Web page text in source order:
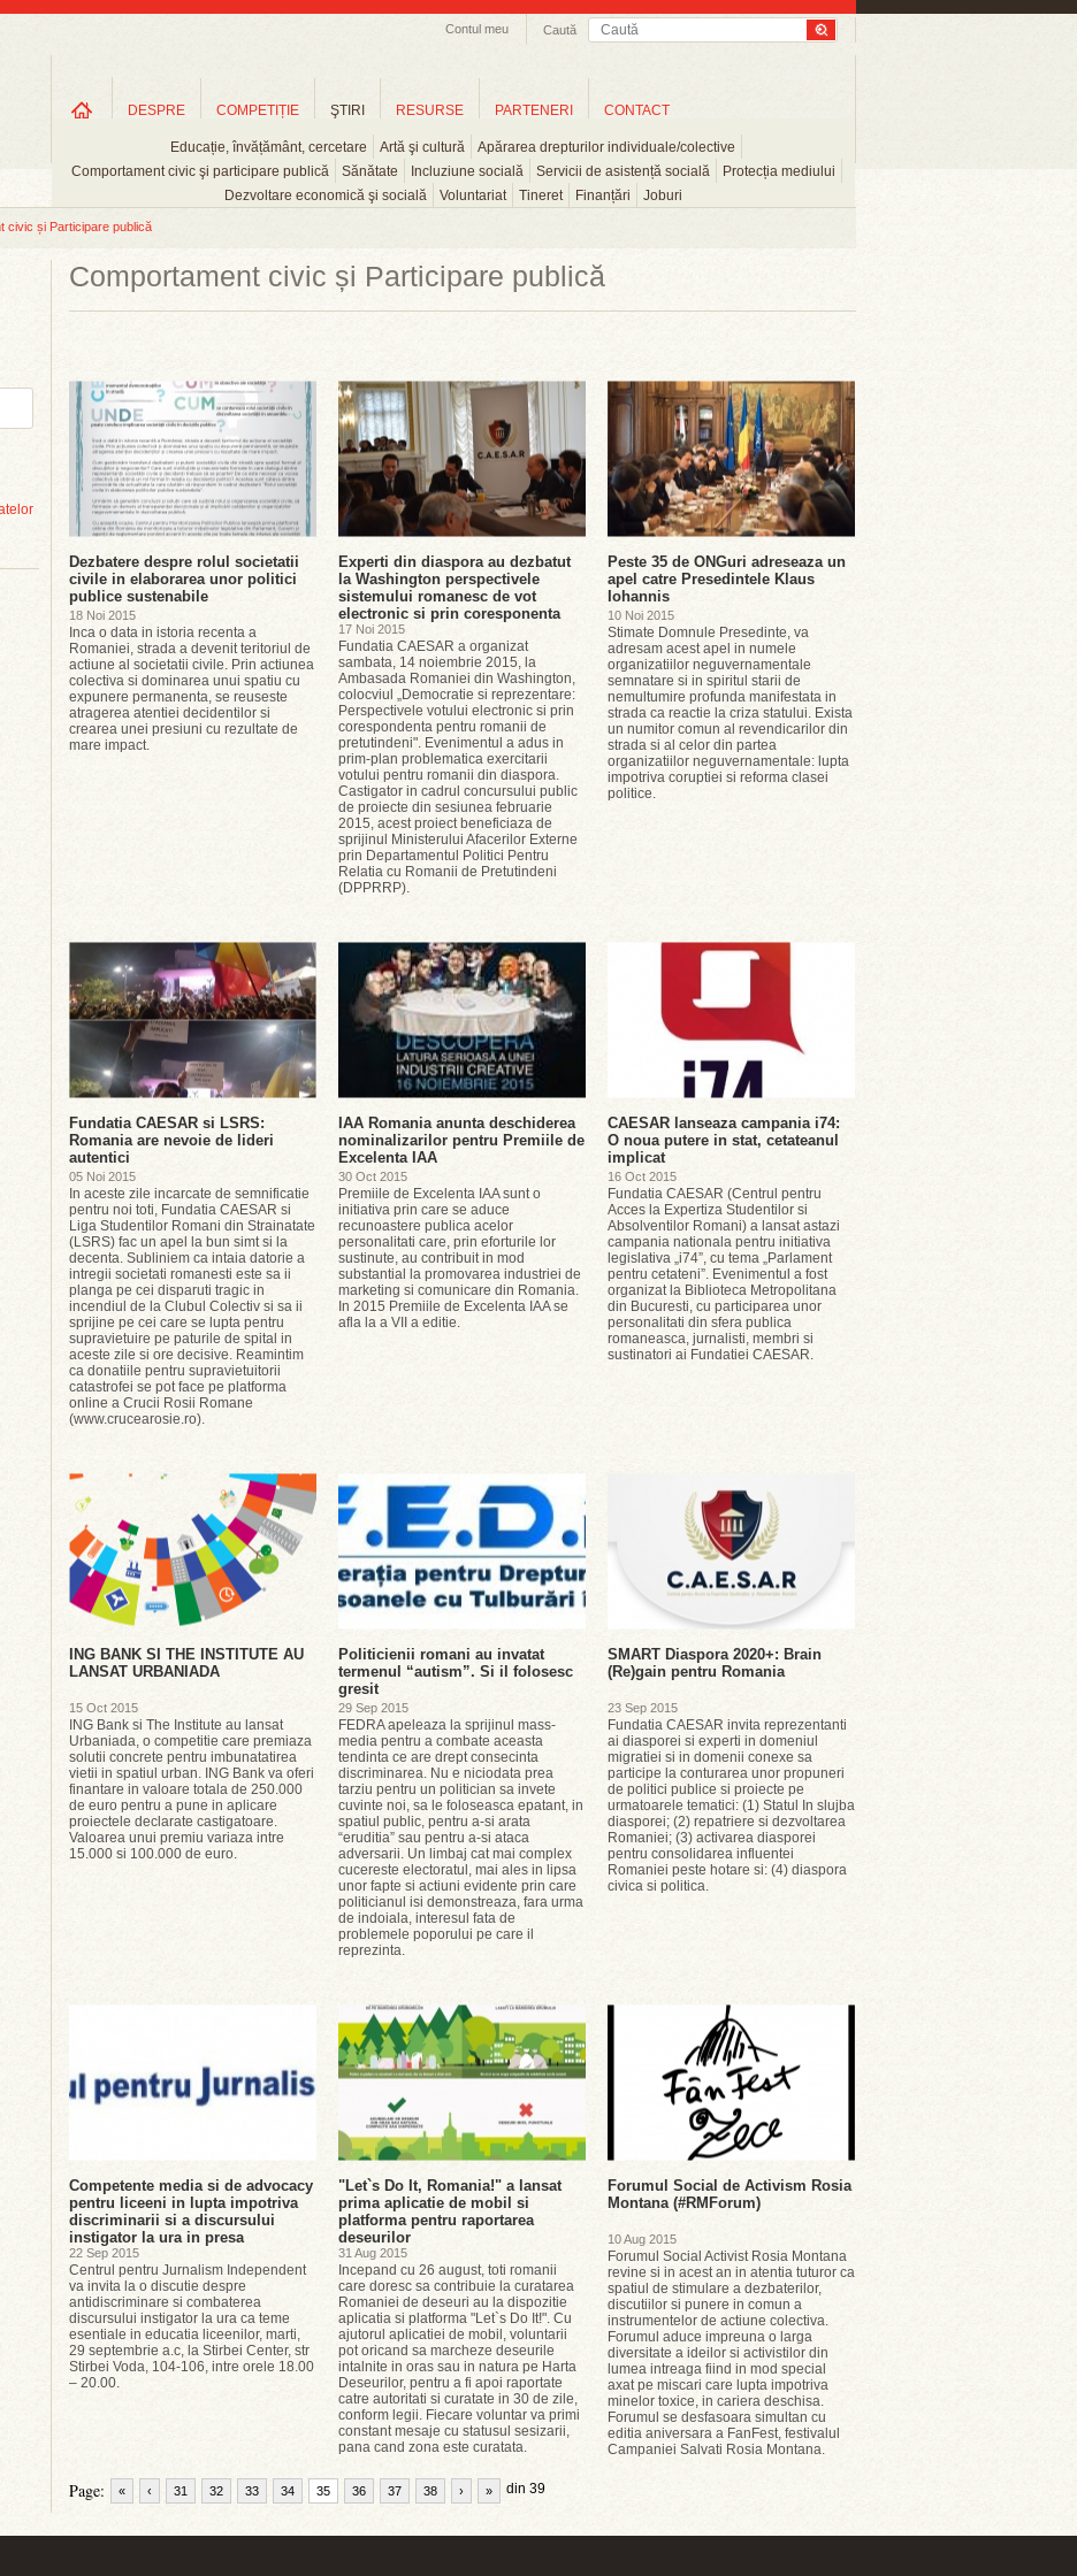
Caută
Contul meu
DESPRE COMPETIȚIE ŞTIRI
Educație, învățământ, cercetare Artă şi cultură
Apărarea drepturilor individuale/colective
Comportament civic şi participare publică
Sănătate Incluziune socială Servicii de asistență socială
Protecția mediului
Dezvoltare economică şi socială
Voluntariat Tineret Finanțări Joburi
RESURSE PARTENERI CONTACT
civic și Participare publică
Comportament civic și Participare publică
Dezbatere despre rolul societatii
civile in elaborarea unor politici
publice sustenabile
18 Noi 2015
Inca o data in istoria recenta a
Romaniei, strada a devenit teritoriul de
actiune al societatii civile. Prin actiunea
colectiva si dominarea unui spatiu cu
expunere permanenta, se reuseste
atragerea atentiei decidentilor si
crearea unei presiuni cu rezultate de
mare impact.
Experti din diaspora au dezbatut
la Washington perspectivele
sistemului romanesc de vot
electronic si prin coresponenta
17 Noi 2015
Fundatia CAESAR a organizat
sambata, 14 noiembrie 2015, la
Ambasada Romaniei din Washington,
colocviul „Democratie si reprezentare:
Perspectivele votului electronic si prin
corespondenta pentru romanii de
pretutindeni". Evenimentul a adus in
prim-plan problematica exercitarii
votului pentru romanii din diaspora.
Castigator in cadrul concursului public
de proiecte din sesiunea februarie
2015, acest proiect beneficiaza de
sprijinul Ministerului Afacerilor Externe
prin Departamentul Politici Pentru
Relatia cu Romanii de Pretutindeni
(DPPRRP).
Peste 35 de ONGuri adreseaza un
apel catre Presedintele Klaus
Iohannis
10 Noi 2015
Stimate Domnule Presedinte, va
adresam acest apel in numele
organizatiilor neguvernamentale
semnatare si in spiritul starii de
nemultumire profunda manifestata in
strada ca reactie la criza statului. Exista
un numitor comun al revendicarilor din
strada si al celor din partea
organizatiilor neguvernamentale: lupta
impotriva coruptiei si reforma clasei
politice.
Fundatia CAESAR si LSRS:
Romania are nevoie de lideri
autentici
05 Noi 2015
In aceste zile incarcate de semnificatie
pentru noi toti, Fundatia CAESAR si
Liga Studentilor Romani din Strainatate
(LSRS) fac un apel la bun simt si la
decenta. Subliniem ca intaia datorie a
intregii societati romanesti este sa ii
planga pe cei disparuti tragic in
incendiul de la Clubul Colectiv si sa ii
sprijine pe cei care se lupta pentru
supravietuire pe paturile de spital in
aceste zile si ore decisive. Reamintim
ca donatiile pentru supravietuitorii
catastrofei se pot face pe platforma
online a Crucii Rosii Romane
(www.crucearosie.ro).
IAA Romania anunta deschiderea
nominalizarilor pentru Premiile de
Excelenta IAA
30 Oct 2015
Premiile de Excelenta IAA sunt o
initiativa prin care se aduce
recunoastere publica acelor
personalitati care, prin eforturile lor
sustinute, au contribuit in mod
substantial la promovarea industriei de
marketing si comunicare din Romania.
In 2015 Premiile de Excelenta IAA se
afla la a VII a editie.
CAESAR lanseaza campania i74:
O noua putere in stat, cetateanul
implicat
16 Oct 2015
Fundatia CAESAR (Centrul pentru
Acces la Expertiza Studentilor si
Absolventilor Romani) a lansat astazi
campania nationala pentru initiativa
legislativa „i74”, cu tema „Parlament
pentru cetateni”. Evenimentul a fost
organizat la Biblioteca Metropolitana
din Bucuresti, cu participarea unor
personalitati din sfera publica
romaneasca, jurnalisti, membri si
sustinatori ai Fundatiei CAESAR.
ING BANK SI THE INSTITUTE AU
LANSAT URBANIADA
15 Oct 2015
ING Bank si The Institute au lansat
Urbaniada, o competitie care premiaza
solutii concrete pentru imbunatatirea
vietii in spatiul urban. ING Bank va oferi
finantare in valoare totala de 250.000
de euro pentru a pune in aplicare
proiectele declarate castigatoare.
Valoarea unui premiu variaza intre
15.000 si 100.000 de euro.
Politicienii romani au invatat
termenul “autism”. Si il folosesc
gresit
29 Sep 2015
FEDRA apeleaza la sprijinul mass-
media pentru a combate aceasta
tendinta ce are drept consecinta
discriminarea. Nu e niciodata prea
tarziu pentru un politician sa invete
cuvinte noi, sa le foloseasca epatant, in
spatiul public, pentru a-si arata
“eruditia” sau pentru a-si ataca
adversarii. Un limbaj cat mai complex
cucereste electoratul, mai ales in lipsa
unor fapte si actiuni evidente prin care
politicianul isi demonstreaza, fara urma
de indoiala, interesul fata de
problemele poporului pe care il
reprezinta.
SMART Diaspora 2020+: Brain
(Re)gain pentru Romania
23 Sep 2015
Fundatia CAESAR invita reprezentanti
ai diasporei si experti in domeniul
migratiei si in domenii conexe sa
participe la conturarea unor propuneri
de politici publice si proiecte pe
urmatoarele tematici: (1) Statul In slujba
diasporei; (2) repatriere si dezvoltarea
Romaniei; (3) activarea diasporei
pentru consolidarea influentei
Romaniei peste hotare si: (4) diaspora
civica si politica.
Competente media si de advocacy
pentru liceeni in lupta impotriva
discriminarii si a discursului
instigator la ura in presa
22 Sep 2015
Centrul pentru Jurnalism Independent
va invita la o discutie despre
antidiscriminare si combaterea
discursului instigator la ura ca teme
esentiale in educatia liceenilor, marti,
29 septembrie a.c, la Stirbei Center, str
Stirbei Voda, 104-106, intre orele 18.00
– 20.00.
"Let`s Do It, Romania!" a lansat
prima aplicatie de mobil si
platforma pentru raportarea
deseurilor
31 Aug 2015
Incepand cu 26 august, toti romanii
care doresc sa contribuie la curatarea
Romaniei de deseuri au la dispozitie
aplicatia si platforma "Let`s Do It!". Cu
ajutorul aplicatiei de mobil, voluntarii
pot oricand sa marcheze deseurile
intalnite in oras sau in natura pe Harta
Deseurilor, pentru a fi apoi raportate
catre autoritati si curatate in 30 de zile,
conform legii. Fiecare voluntar va primi
constant mesaje cu statusul sesizarii,
pana cand zona este curatata.
Forumul Social de Activism Rosia
Montana (#RMForum)
10 Aug 2015
Forumul Social Activist Rosia Montana
revine si in acest an in atentia tuturor ca
spatiul de stimulare a dezbaterilor,
discutiilor si punere in comun a
instrumentelor de actiune colectiva.
Forumul aduce impreuna o larga
diversitate a ideilor si activistilor din
lumea intreaga fiind in mod special
axat pe miscari care lupta impotriva
minelor toxice, in cariera deschisa.
Forumul se desfasoara simultan cu
editia aniversara a FanFest, festivalul
Campaniei Salvati Rosia Montana.
Page: « ‹ 31 32 33 34 35 36 37 38 din 39
› »